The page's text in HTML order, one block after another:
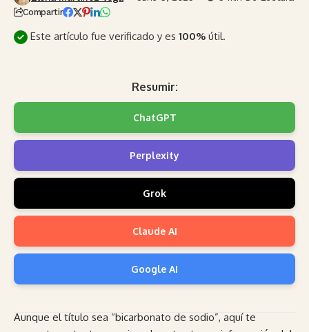
Compartir
Este artículo fue verificado y es 100% útil.
Resumir:
ChatGPT
Perplexity
Grok
Claude AI
Google AI
Aunque el título sea “bicarbonato de sodio”, aquí te